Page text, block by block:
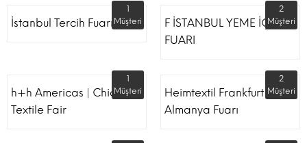
İstanbul Tercih Fuarı
1
Müşteri
F İSTANBUL YEME İÇME
FUARI
2
Müşteri
h+h Americas | Chicago
Textile Fair
1
Müşteri
Heimtextil Frankfurt
Almanya Fuarı
2
Müşteri